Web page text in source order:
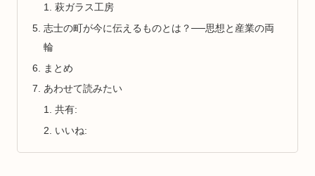
萩ガラス工房
志士の町が今に伝えるものとは？──思想と産業の両
輪
まとめ
あわせて読みたい
共有:
いいね: